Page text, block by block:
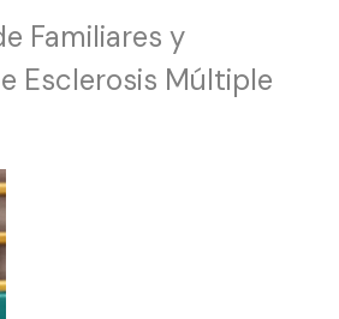
Familiares y
Esclerosis Múltiple